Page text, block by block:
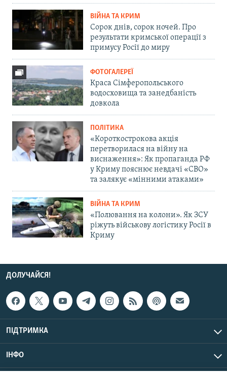
ВІЙНА ТА КРИМ
Сорок днів, сорок ночей. Про
результати кримської операції з
примусу Росії до миру
ФОТОГАЛЕРЕЇ
Краса Сімферопольського
водосховища та занедбаність
довкола
ПОЛІТИКА
«Короткострокова акція
перетворилася на війну на
виснаження»: Як пропаганда РФ
у Криму пояснює невдачі «СВО»
та залякує «мінними атаками»
ВІЙНА ТА КРИМ
«Полювання на колони». Як ЗСУ
ріжуть військову логістику Росії в
Криму
ДОЛУЧАЙСЯ!
ПІДТРИМКА
ІНФО